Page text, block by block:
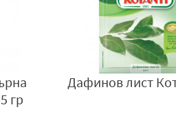
гр
Дафинов лист